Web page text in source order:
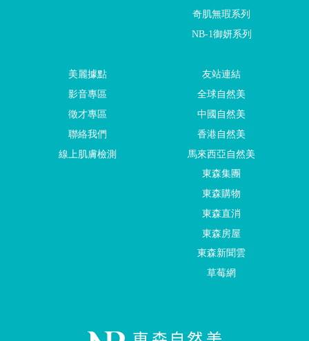
奇肌無瑕系列
NB-1御妍系列
美麗據點
影音專區
徵才專區
聯絡我們
線上肌膚檢測
友站連結
全球自然美
中國自然美
香港自然美
馬來西亞自然美
東森集團
東森購物
東森直消
東森房屋
東森新聞雲
草莓網